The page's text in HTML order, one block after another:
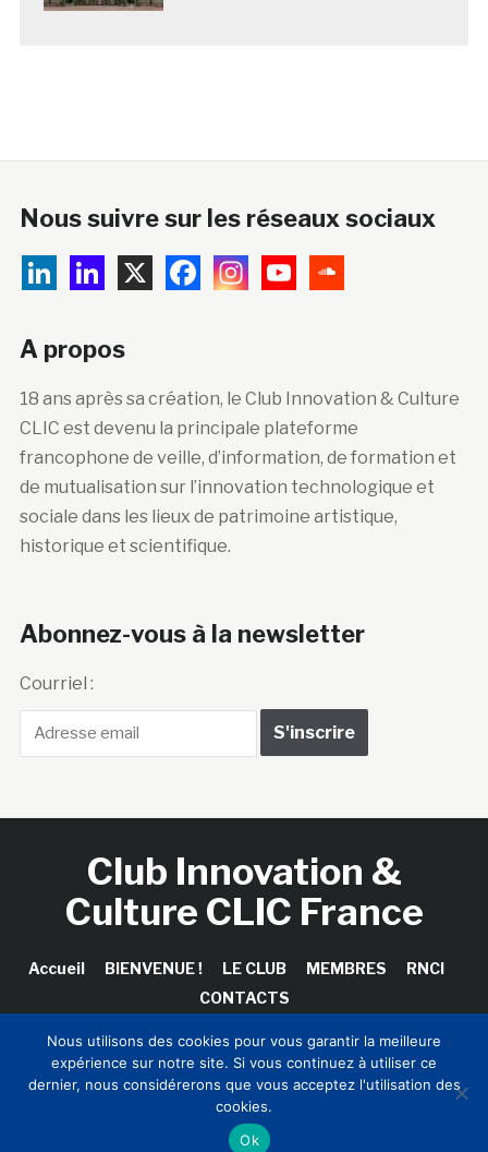
Nous suivre sur les réseaux sociaux
A propos
18 ans après sa création, le Club Innovation & Culture
CLIC est devenu la principale plateforme
francophone de veille, d’information, de formation et
de mutualisation sur l’innovation technologique et
sociale dans les lieux de patrimoine artistique,
historique et scientifique.
Abonnez-vous à la newsletter
Courriel :
Club Innovation &
Culture CLIC France
Accueil BIENVENUE ! LE CLUB MEMBRES
RNCI
CONTACTS
Copyright © 2026 Club Innovation & Culture CLIC France /
Sinapses Conseils
Nous utilisons des cookies pour vous garantir la meilleure
expérience sur notre site. Si vous continuez à utiliser ce
dernier, nous considérerons que vous acceptez l'utilisation des
cookies.
Ok